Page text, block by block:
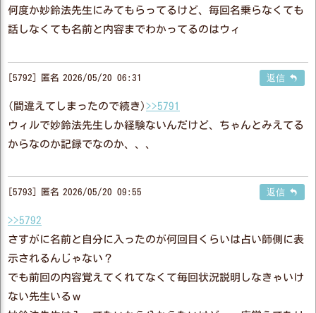
何度か妙鈴法先生にみてもらってるけど、毎回名乗らなくても
話しなくても名前と内容までわかってるのはウィ
5792 匿名 2026/05/20 06:31 返信
(間違えてしまったので続き) >>5791
ウィルで妙鈴法先生しか経験ないんだけど、ちゃんとみえてる
からなのか記録でなのか、、、
5793 匿名 2026/05/20 09:55 返信
>>5792
さすがに名前と自分に入ったのが何回目くらいは占い師側に表
示されるんじゃない？
でも前回の内容覚えてくれてなくて毎回状況説明しなきゃいけ
ない先生いるｗ